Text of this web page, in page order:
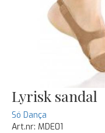
Lyrisk sandal
Só Dança
Art.nr: MDE01